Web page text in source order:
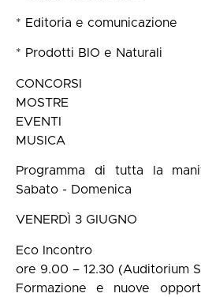
* Editoria e comunicazione
* Prodotti BIO e Naturali
CONCORSI
MOSTRE
EVENTI
MUSICA
Programma di tutta la
Sabato - Domenica
VENERDÌ 3 GIUGNO
Eco Incontro
ore 9.00 – 12.30 (Auditorium
Formazione e nuove